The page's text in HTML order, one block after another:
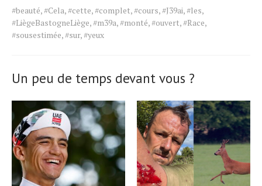
Tags
for
the
#beauté,#Cela,#cette,#complet,#cours,#J39ai,#les,
#LiègeBastogneLiège,#m39a,#monté,#ouvert,#Race,
#sousestimée,#sur,#yeux
Un peu de temps devant vous ?